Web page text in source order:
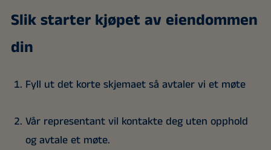
Slik starter kjøpet av eiendommen
din
Fyll ut det korte skjemaet så avtaler vi et møte
Vår representant vil kontakte deg uten opphold
og avtale et møte.